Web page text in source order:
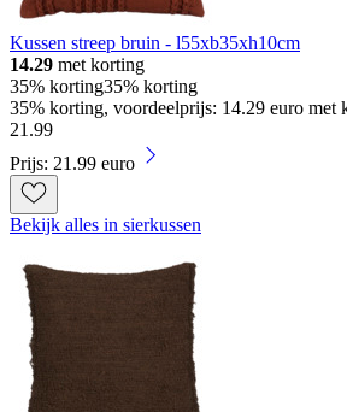
Kussen streep bruin - l55xb35xh10cm
14.29 met korting
35% korting35% korting
35% korting, voordeelprijs: 14.29 euro met
21 .99
Prijs: 21.99 euro
Bekijk alles in sierkussen